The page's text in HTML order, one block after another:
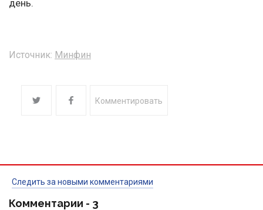
день.
Источник: Минфин
Комментировать
Следить за новыми комментариями
Комментарии - 3